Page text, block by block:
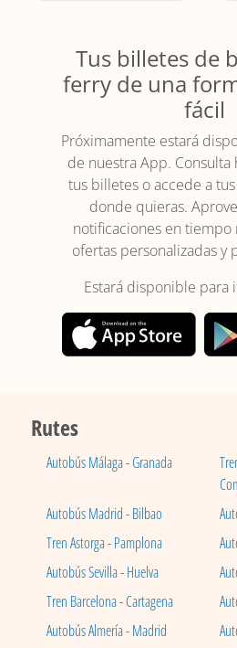
Tus billetes de
ferry de una
fácil
Próximamente estará
de nuestra App. Consulta
tus billetes o accede a
donde quieras.
notificaciones en tiempo
ofertas personalizadas y
Estará disponible para
Rutes
Autobús Málaga - Granada
Autobús Madrid - Bilbao
Tren Astorga - Pamplona
Autobús Sevilla - Huelva
Tren Barcelona - Cartagena
Autobús Almería - Madrid